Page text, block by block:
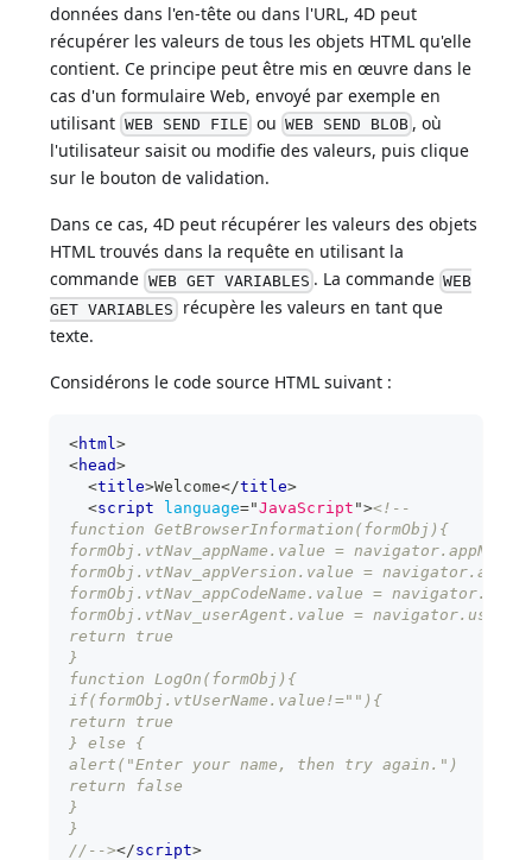
données dans l'en-tête ou dans l'URL, 4D peut
récupérer les valeurs de tous les objets HTML qu'elle
contient. Ce principe peut être mis en œuvre dans le
cas d'un formulaire Web, envoyé par exemple en
utilisant WEB SEND FILE ou WEB SEND BLOB , où
l'utilisateur saisit ou modifie des valeurs, puis clique
sur le bouton de validation.
Dans ce cas, 4D peut récupérer les valeurs des objets
HTML trouvés dans la requête en utilisant la
commande WEB GET VARIABLES . La commande WEB
GET VARIABLES récupère les valeurs en tant que
texte.
Considérons le code source HTML suivant :
<html>
<head>
<title>Welcome</title>
<script language="JavaScript "><!--
function GetBrowserInformation(formObj){
formObj.vtNav_appName.value = navigator.appName
formObj.vtNav_appVersion.value =
formObj.vtNav_appCodeName.value =
formObj.vtNav_userAgent.value =
return true
}
function LogOn(formObj){
if(formObj.vtUserName.value!=""){
return true
} else {
alert("Enter your name, then try again.")
return false
}
}
//--></script>